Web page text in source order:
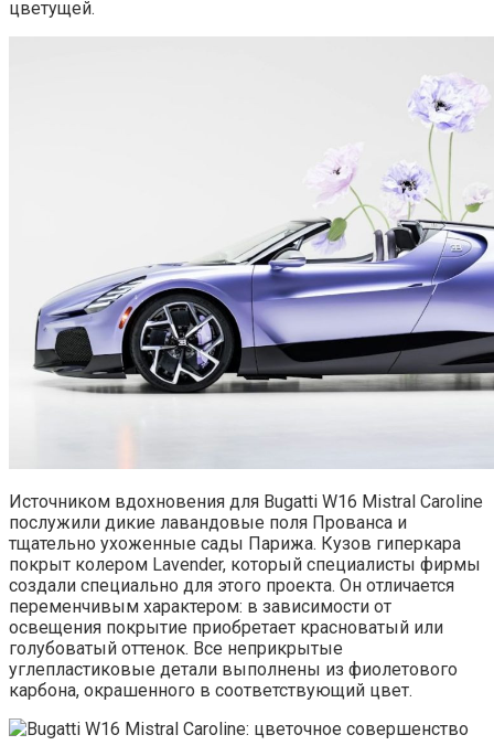
цветущей.
Источником вдохновения для Bugatti W16 Mistral Caroline
послужили дикие лавандовые поля Прованса и
тщательно ухоженные сады Парижа. Кузов гиперкара
покрыт колером Lavender, который специалисты фирмы
создали специально для этого проекта. Он отличается
переменчивым характером: в зависимости от
освещения покрытие приобретает красноватый или
голубоватый оттенок. Все неприкрытые
углепластиковые детали выполнены из фиолетового
карбона, окрашенного в соответствующий цвет.